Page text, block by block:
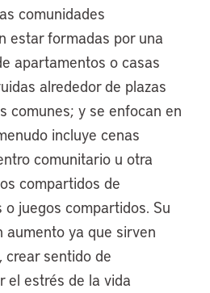
comunidades
estar formadas por una
apartamentos o casas
alrededor de plazas
comunes; y se enfocan en
incluye cenas
comunitario u otra
compartidos de
juegos compartidos. Su
aumento ya que sirven
crear sentido de
el estrés de la vida